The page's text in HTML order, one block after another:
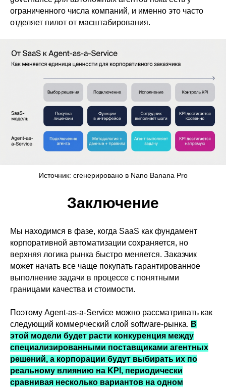
ограниченного числа компаний, и именно это часто
отделяет пилот от масштабирования.
Источник: сгенерировано в Nano Banana Pro
Заключение
Мы находимся в фазе, когда SaaS как фундамент
корпоративной автоматизации сохраняется, но
верхняя логика рынка быстро меняется. Заказчик
может начать все чаще покупать гарантированное
выполнение задачи в процессе с понятными
границами качества и стоимости.
Поэтому Agent-as-a-Service можно рассматривать как
следующий коммерческий слой software-рынка. В
этой модели будет расти конкуренция между
специализированными поставщиками агентных
решений, а корпорации будут выбирать их по
реальному влиянию на KPI, периодически
сравнивая несколько вариантов на одном